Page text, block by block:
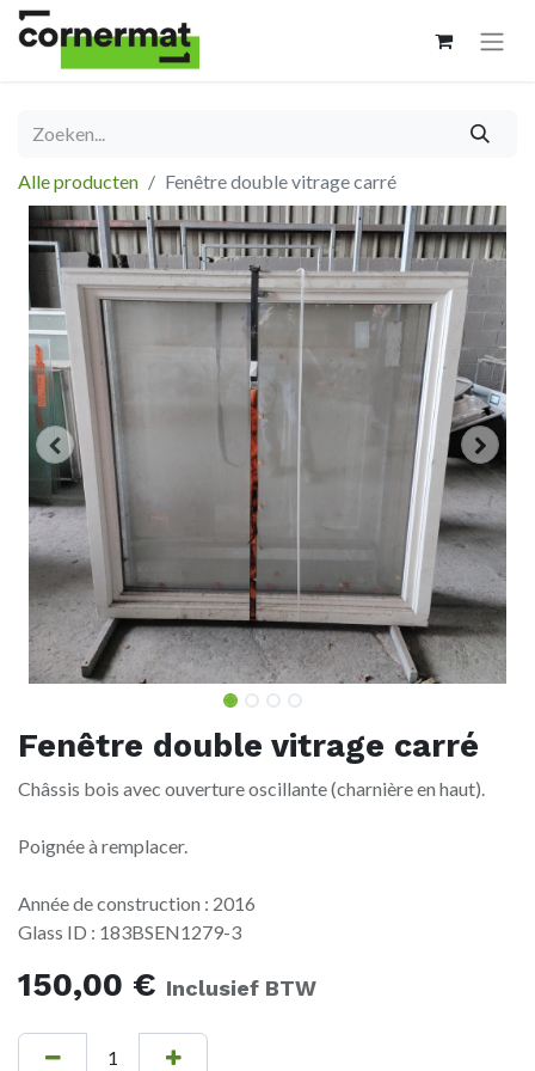
Alle producten Fenêtre double vitrage carré
Fenêtre double vitrage carré
Châssis bois avec ouverture oscillante (charnière en haut).
Poignée à remplacer.
Année de construction : 2016
Glass ID : 183BSEN1279-3
150,00 € Inclusief BTW